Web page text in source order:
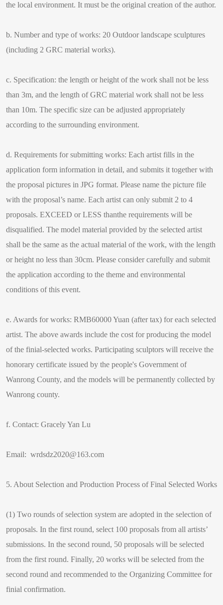
the local environment. It must be the original creation of the author.
b. Number and type of works: 20 Outdoor landscape sculptures
(including 2 GRC material works).
c. Specification: the length or height of the work shall not be less
than 3m, and the length of GRC material work shall not be less
than 10m. The specific size can be adjusted appropriately
according to the surrounding environment.
d. Requirements for submitting works: Each artist fills in the
application form information in detail, and submits it together with
the proposal pictures in JPG format. Please name the picture file
with the proposal’s name. Each artist can only submit 2 to 4
proposals. EXCEED or LESS thanthe requirements will be
disqualified. The model material provided by the selected artist
shall be the same as the actual material of the work, with the length
or height no less than 30cm. Please consider carefully and submit
the application according to the theme and environmental
conditions of this event.
e. Awards for works: RMB60000 Yuan (after tax) for each selected
artist. The above awards include the cost for producing the model
of the finial-selected works. Participating sculptors will receive the
honorary certificate issued by the people's Government of
Wanrong County, and the models will be permanently collected by
Wanrong county.
f. Contact: Gracely Yan Lu
Email: wrdsdz2020@163.com
5. About Selection and Production Process of Final Selected Works
(1) Two rounds of selection system are adopted in the selection of
proposals. In the first round, select 100 proposals from all artists’
submissions. In the second round, 50 proposals will be selected
from the first round. Finally, 20 works will be selected from the
second round and recommended to the Organizing Committee for
finial confirmation.